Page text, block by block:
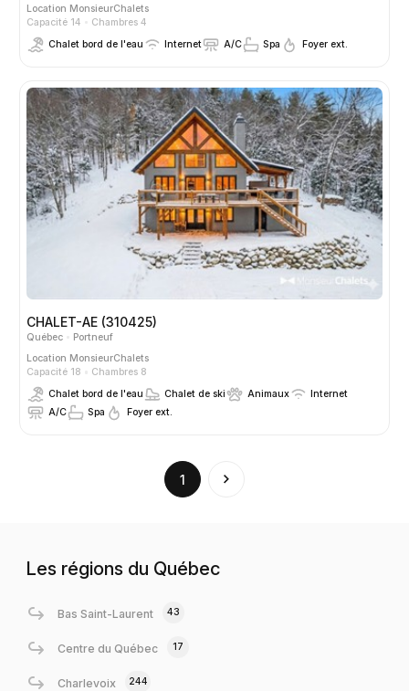
Location MonsieurChalets
Capacité 14
Chambres 4
Chalet bord de l'eau
Internet A/C Spa Foyer ext.
CHALET-AE (310425)
Québec
Portneuf
Location MonsieurChalets
Capacité 18
Chambres 8
Chalet bord de l'eau
Chalet de ski Animaux
Internet
A/C
Spa Foyer ext.
1
(current)
Les régions du Québec
Bas Saint-Laurent 43
Centre du Québec 17
Charlevoix 244